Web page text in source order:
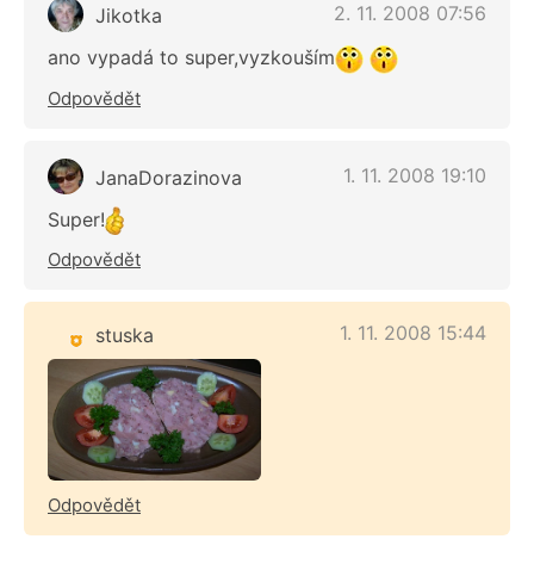
Jikotka
2. 11. 2008 07:56
ano vypadá to super,vyzkouším
Odpovědět
JanaDorazinova
1. 11. 2008 19:10
Super!
Odpovědět
stuska 1. 11. 2008 15:44
Odpovědět